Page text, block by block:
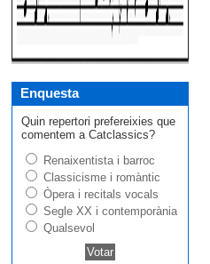
Enquesta
Quin repertori prefereixies que
comentem a Catclassics?
Renaixentista i barroc
Classicisme i romàntic
Òpera i recitals vocals
Segle XX i contemporània
Qualsevol